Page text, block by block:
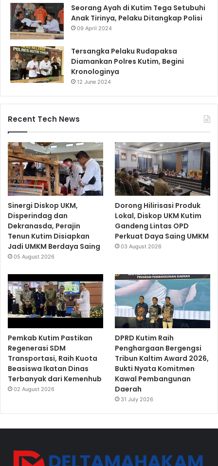
Seorang Ayah di Kutim Tega Setubuhi
Anak Tirinya, Pelaku Ditangkap Polisi
09 April 2024
Tersangka Pelaku Rudapaksa
Diamankan Polres Kutim, Begini
Kronologinya
12 June 2024
Recent Tech News
Sinergi Diskop UKM,
Disperindag dan
Dekranasda, Perajin
Tenun Kutim Disiapkan
Jadi UMKM Berdaya Saing
05 August 2026
Dorong Hilirisasi Produk
Lokal, Diskop UKM Kutim
Gandeng Lintas OPD
Perkuat Daya Saing UMKM
03 August 2026
Pemkab Kutim Pastikan
Regenerasi SDM
Transportasi, Raih Kuota
Beasiswa Ikatan Dinas
Terbanyak dari Kemenhub
02 August 2026
DPRD Kutim Raih
Penghargaan Bergengsi
Tribun Kaltim Award 2026,
Bukti Nyata Komitmen
Kawal Pembangunan
Daerah
31 July 2026